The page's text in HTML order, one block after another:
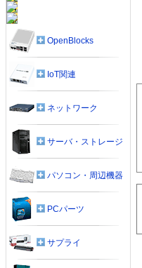
OpenBlocks
IoT関連
ネットワーク
サーバ・ストレージ
パソコン・周辺機器
PCパーツ
サプライ